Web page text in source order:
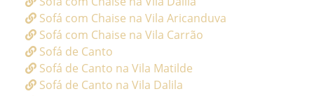
Sofá com Chaise na Vila Aricanduva
Sofá com Chaise na Vila Carrão
Sofá de Canto
Sofá de Canto na Vila Matilde
Sofá de Canto na Vila Dalila